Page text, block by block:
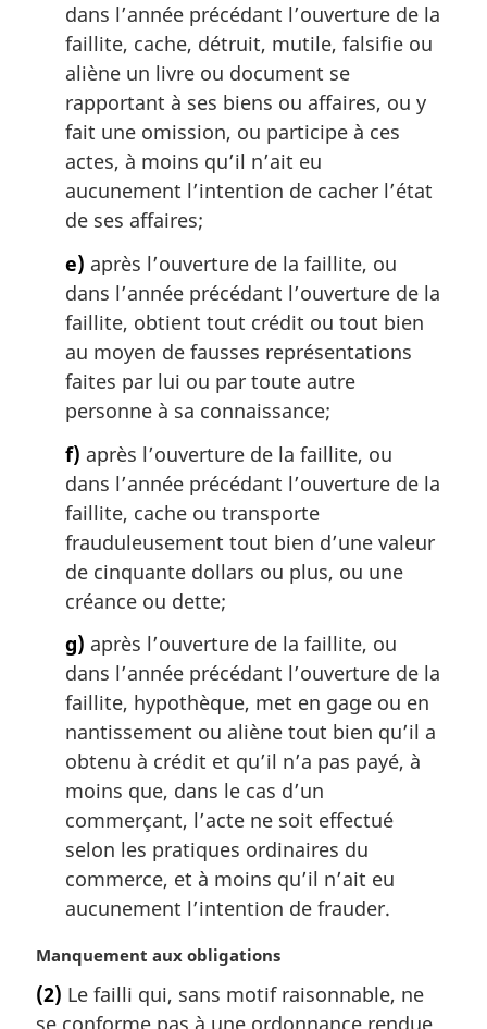
dans l’année précédant l’ouverture de la
faillite, cache, détruit, mutile, falsifie ou
aliène un livre ou document se
rapportant à ses biens ou affaires, ou y
fait une omission, ou participe à ces
actes, à moins qu’il n’ait eu
aucunement l’intention de cacher l’état
de ses affaires;
e) après l’ouverture de la faillite, ou
dans l’année précédant l’ouverture de la
faillite, obtient tout crédit ou tout bien
au moyen de fausses représentations
faites par lui ou par toute autre
personne à sa connaissance;
f) après l’ouverture de la faillite, ou
dans l’année précédant l’ouverture de la
faillite, cache ou transporte
frauduleusement tout bien d’une valeur
de cinquante dollars ou plus, ou une
créance ou dette;
g) après l’ouverture de la faillite, ou
dans l’année précédant l’ouverture de la
faillite, hypothèque, met en gage ou en
nantissement ou aliène tout bien qu’il a
obtenu à crédit et qu’il n’a pas payé, à
moins que, dans le cas d’un
commerçant, l’acte ne soit effectué
selon les pratiques ordinaires du
commerce, et à moins qu’il n’ait eu
aucunement l’intention de frauder.
N
t
Manquement aux obligations
(2) Le failli qui, sans motif raisonnable, ne